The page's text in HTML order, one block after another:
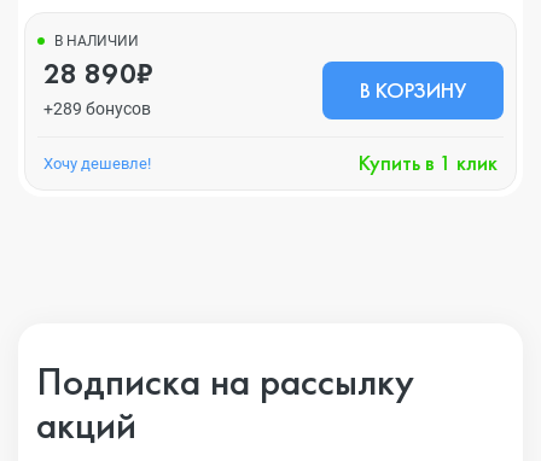
В НАЛИЧИИ
28 890₽
+289 бонусов
В КОРЗИНУ
Хочу дешевле! Купить в 1 клик
Подписка на рассылку
акций